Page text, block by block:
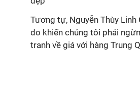
Tương tự, Nguyễn Thùy Linh
do khiến chúng tôi phải
tranh về giá với hàng Trung